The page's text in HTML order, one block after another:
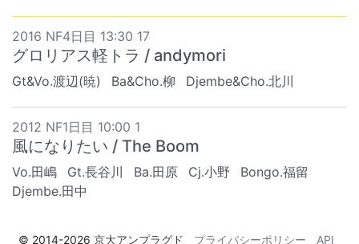
2016 NF4日目 13:30 17
グロリアス軽トラ / andymori
Gt&Vo.渡辺(暁) Ba&Cho.柳 Djembe&Cho.北川
2012 NF1日目 10:00 1
風になりたい / The Boom
Vo.田嶋 Gt.長谷川 Ba.田原 Cj.小野
Bongo.福留
Djembe.田中
© 2014-2026 京大アンプラグド プライバシーポリシー API